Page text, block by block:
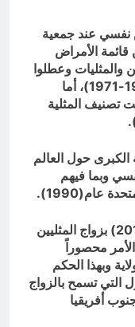
نفسي عند جمعية
قائمة الأمراض
والمثليات وعطلوا
الإجتماعات السنوية للجمعية لعام(1970-1971)، أما
تصنيف المثلية
حول العالم
وبما فيهم
عام(1990).
قضت المحكمة الأمريكية العليا عام(2015) بزواج المثليين
محصوراً
أمريكية من أصل(50) ولاية وبهذا الحكم
التي تسمح بالزواج
أفريقيا